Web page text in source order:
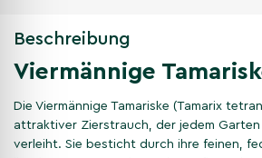
Beschreibung
Viermännige
Die Viermännige Tamariske (Tamarix
attraktiver Zierstrauch, der jedem
verleiht. Sie besticht durch ihre feinen,